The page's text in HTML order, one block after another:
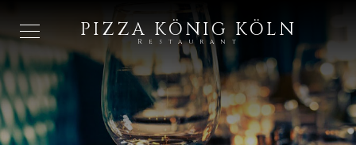
PIZZA KÖNIG KÖLN
Restaurant